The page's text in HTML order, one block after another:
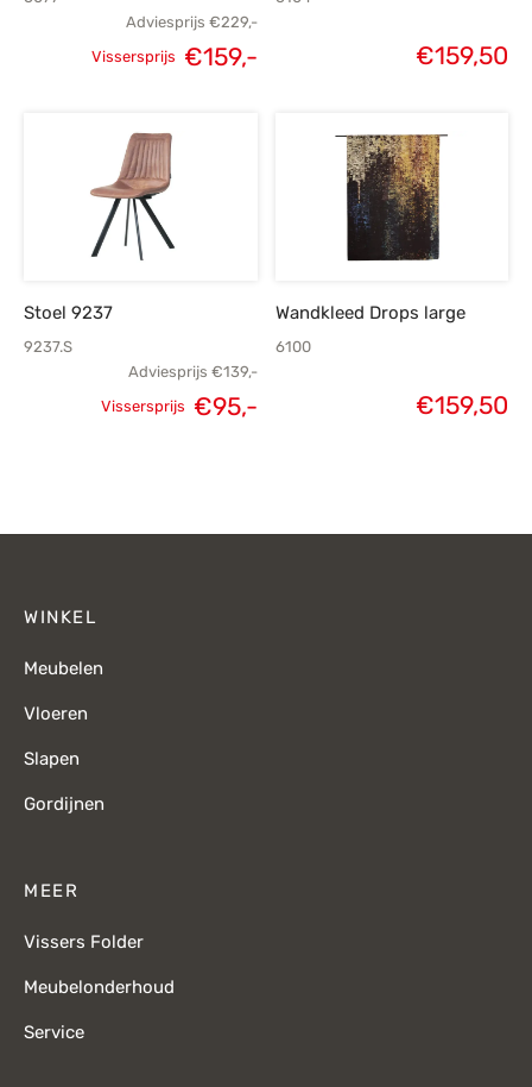
Adviesprijs €229,-
Vissersprijs €159,-
€159,50
Stoel 9237
9237.S
Adviesprijs €139,-
Oorspronkelijke
Vissersprijs €95,-Huidige
Wandkleed Drops large
6100
€159,50
WINKEL
Meubelen
Vloeren
Slapen
Gordijnen
MEER
Vissers Folder
Meubelonderhoud
Service